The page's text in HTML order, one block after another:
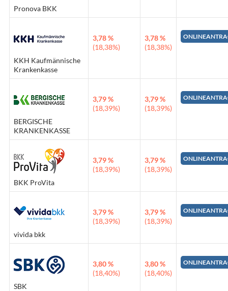
Pronova BKK
KKH Kaufmännische
Krankenkasse
3,78 %
(18,38%)
3,78 %
(18,38%)
BERGISCHE
KRANKENKASSE
3,79 %
(18,39%)
3,79 %
(18,39%)
BKK ProVita
3,79 %
(18,39%)
3,79 %
(18,39%)
vivida bkk
3,79 %
(18,39%)
3,79 %
(18,39%)
SBK
3,80 %
(18,40%)
3,80 %
(18,40%)